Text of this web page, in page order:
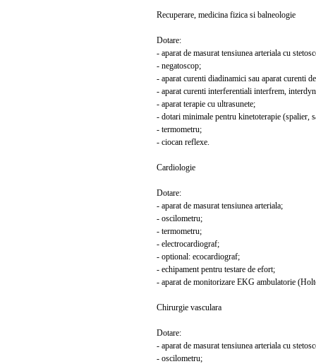
Recuperare, medicina fizica si balneologie
Dotare:
- aparat de masurat tensiunea arteriala cu
- negatoscop;
- aparat curenti diadinamici sau aparat curenti
- aparat curenti interferentiali interfrem,
- aparat terapie cu ultrasunete;
- dotari minimale pentru kinetoterapie (spalier,
- termometru;
- ciocan reflexe.
Cardiologie
Dotare:
- aparat de masurat tensiunea arteriala;
- oscilometru;
- termometru;
- electrocardiograf;
- optional: ecocardiograf;
- echipament pentru testare de efort;
- aparat de monitorizare EKG ambulatorie
Chirurgie vasculara
Dotare:
- aparat de masurat tensiunea arteriala cu
- oscilometru;